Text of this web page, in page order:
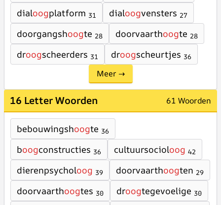
dialoogplatform 31 dialoogvensters 27
doorgangshoogte 28 doorvaarthoogte 28
droogscheerders 31 droogscheurtjes 36
Meer →
16 Letter Woorden 61 Woorden
bebouwingshoogte 36
boogconstructies 36 cultuursocioloog 42
dierenpsycholoog 39 doorvaarthoogten 29
doorvaarthoogtes 30 droogtegevoelige 30